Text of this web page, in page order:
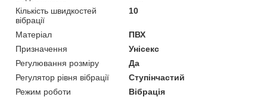
Кількість швидкостей
вібрації
10
Матеріал
ПВХ
Призначення
Унісекс
Регулювання розміру
Да
Регулятор рівня вібрації
Ступінчастий
Режим роботи
Вібрація